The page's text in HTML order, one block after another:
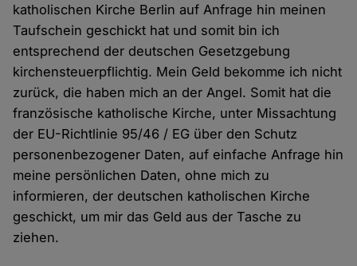
katholischen Kirche Berlin auf Anfrage hin meinen
Taufschein geschickt hat und somit bin ich
entsprechend der deutschen Gesetzgebung
kirchensteuerpflichtig. Mein Geld bekomme ich nicht
zurück, die haben mich an der Angel. Somit hat die
französische katholische Kirche, unter Missachtung
der EU-Richtlinie 95/46 / EG über den Schutz
personenbezogener Daten, auf einfache Anfrage hin
meine persönlichen Daten, ohne mich zu
informieren, der deutschen katholischen Kirche
geschickt, um mir das Geld aus der Tasche zu
ziehen.